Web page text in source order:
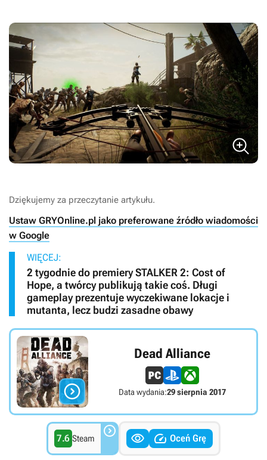
Dziękujemy za przeczytanie artykułu.
Ustaw GRYOnline.pl jako preferowane źródło wiadomości
w Google
WIĘCEJ:
2 tygodnie do premiery STALKER 2: Cost of
Hope, a twórcy publikują takie coś. Długi
gameplay prezentuje wyczekiwane lokacje i
mutanta, lecz budzi zasadne obawy

Dead Alliance
Data wydania:29 sierpnia 2017
7.6 Steam    Oceń Grę